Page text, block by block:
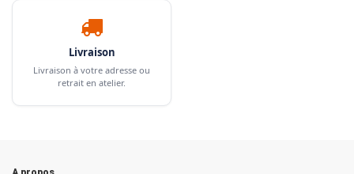
Livraison
Livraison à votre adresse ou
retrait en atelier.